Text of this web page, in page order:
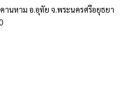
านหาม อ.อุทัย จ.พระนครศรีอยุธยา